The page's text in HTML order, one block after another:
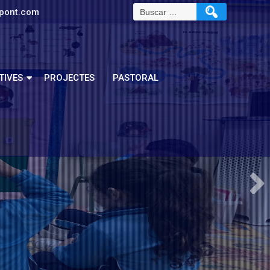
PROJECTES PASTORAL